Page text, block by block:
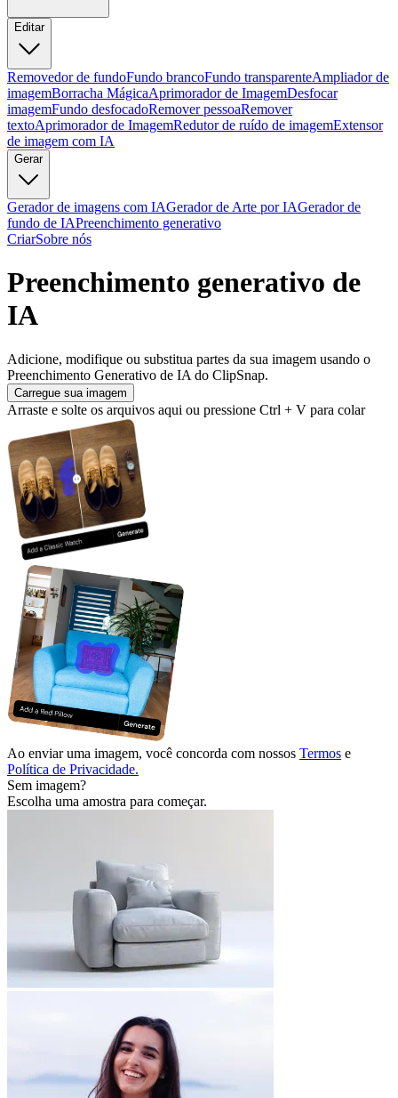
Editar
Removedor de fundoFundo brancoFundo transparenteAmpliador de
imagemBorracha MágicaAprimorador de ImagemDesfocar
imagemFundo desfocadoRemover pessoaRemover
textoAprimorador de ImagemRedutor de ruído de imagemExtensor
de imagem com IA
Gerar
Gerador de imagens com IAGerador de Arte por IAGerador de
fundo de IAPreenchimento generativo
CriarSobre nós
Preenchimento generativo de
IA
Adicione, modifique ou substitua partes da sua imagem usando o
Preenchimento Generativo de IA do ClipSnap.
Carregue sua imagem
Arraste e solte os arquivos aqui ou pressione Ctrl + V para colar
Ao enviar uma imagem, você concorda com nossos Termos e
Política de Privacidade.
Sem imagem?
Escolha uma amostra para começar.